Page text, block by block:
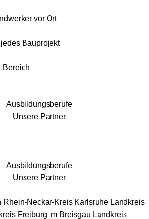
vor Ort
Bauprojekt
Bereich
Ausbildungsberufe
Unsere Partner
Ausbildungsberufe
Unsere Partner
Rhein-Neckar-Kreis Karlsruhe Landkreis
Freiburg im Breisgau Landkreis